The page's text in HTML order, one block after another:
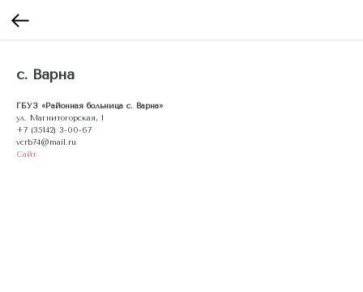
с. Варна
ГБУЗ «Районная больница с. Варна»
ул. Магнитогорская, 1
+7 (35142) 3-00-67
vcrb74@mail.ru
Сайт